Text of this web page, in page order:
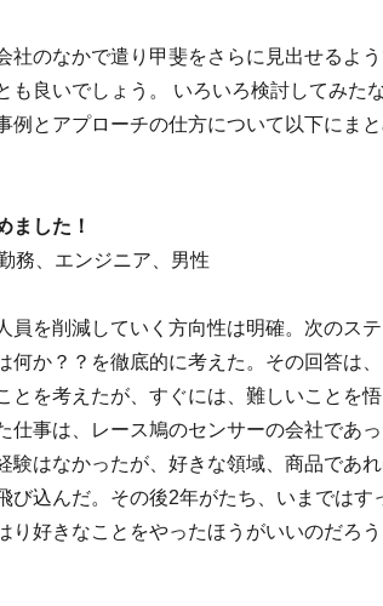
社のなかで遣り甲斐をさらに見出せるよ
も良いでしょう。 いろいろ検討してみた
例とアプローチの仕方について以下にまと
ました！
務、エンジニア、男性
員を削減していく方向性は明確。次のス
何か？？を徹底的に考えた。その回答は
とを考えたが、すぐには、難しいことを
仕事は、レース鳩のセンサーの会社であ
験はなかったが、好きな領域、商品であ
び込んだ。その後2年がたち、いまではす
り好きなことをやったほうがいいのだろう